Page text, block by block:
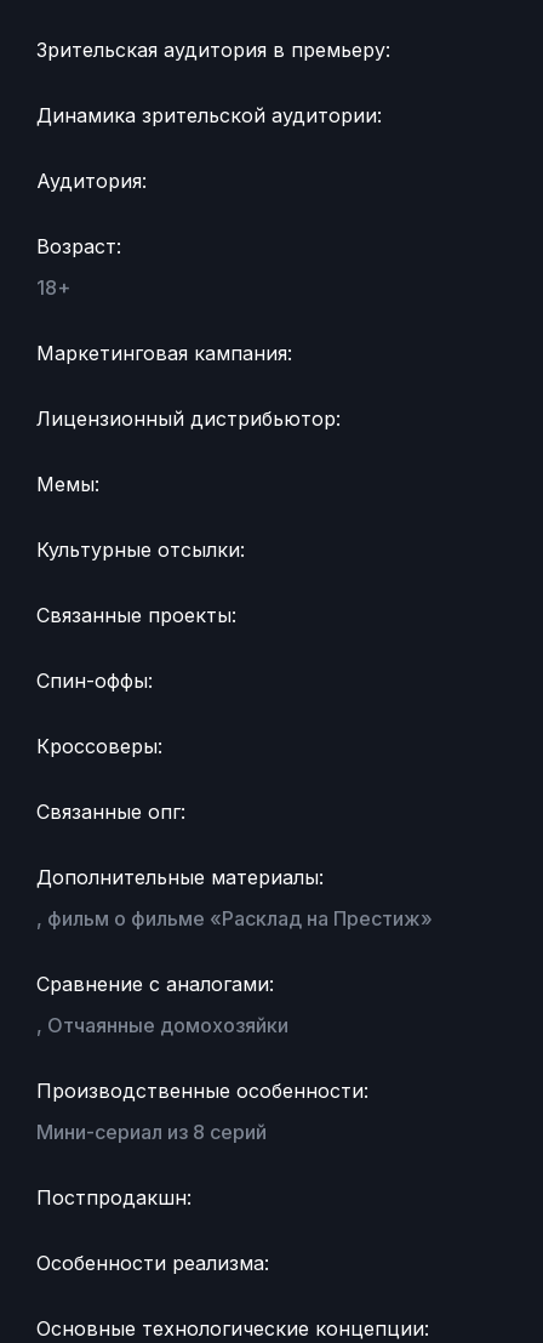
Зрительская аудитория в премьеру:
Динамика зрительской аудитории:
Аудитория:
Возраст:
18+
Маркетинговая кампания:
Лицензионный дистрибьютор:
Мемы:
Культурные отсылки:
Связанные проекты:
Спин-оффы:
Кроссоверы:
Связанные опг:
Дополнительные материалы:
, фильм о фильме «Расклад на Престиж»
Сравнение с аналогами:
, Отчаянные домохозяйки
Производственные особенности:
Мини-сериал из 8 серий
Постпродакшн:
Особенности реализма:
Основные технологические концепции: